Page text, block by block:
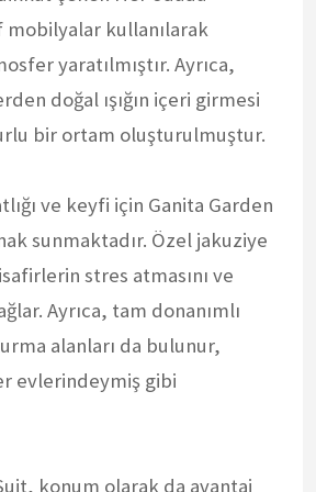
kullanılarak
yaratılmıştır. Ayrıca,
doğal ışığın içeri girmesi
bir ortam oluşturulmuştur.
ve keyfi için Ganita Garden
sunmaktadır. Özel jakuziye
stres atmasını ve
Ayrıca, tam donanımlı
alanları da bulunur,
evlerindeymiş gibi
konum olarak da avantaj